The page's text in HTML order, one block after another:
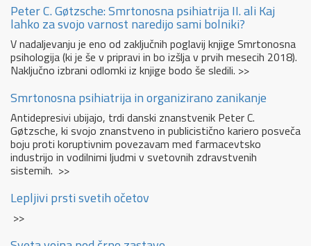
Peter C. Gøtzsche: Smrtonosna psihiatrija II. ali Kaj
lahko za svojo varnost naredijo sami bolniki?
V nadaljevanju je eno od zaključnih poglavij knjige Smrtonosna
psihologija (ki je še v pripravi in bo izšlja v prvih mesecih 2018).
Naključno izbrani odlomki iz knjige bodo še sledili. >>
Smrtonosna psihiatrija in organizirano zanikanje
Antidepresivi ubijajo, trdi danski znanstvenik Peter C.
Gøtzsche, ki svojo znanstveno in publicistično kariero posveča
boju proti koruptivnim povezavam med farmacevtsko
industrijo in vodilnimi ljudmi v svetovnih zdravstvenih
sistemih. >>
Lepljivi prsti svetih očetov
>>